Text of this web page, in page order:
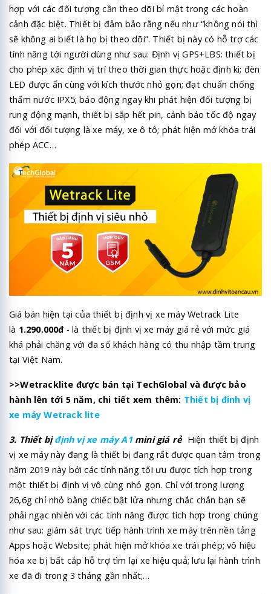
hợp với các đối tượng cần theo dõi bí mật trong các hoàn
cảnh đặc biệt. Thiết bị đảm bảo rằng nếu như “không nói thì
sẽ không ai biết là họ bị theo dõi”. Thiết bị này có hỗ trợ các
tính năng tới người dùng như sau: Định vị GPS+LBS: thiết bị
cho phép xác định vị trí theo thời gian thực hoặc định kì; đèn
LED được ẩn cùng với kích thước nhỏ gọn; đạt chuẩn chống
thấm nước IPX5; báo động ngay khi phát hiện đối tượng bị
rung động mạnh, thiết bị sắp hết pin, cảnh báo tốc độ ngay
đối với đối tượng là xe máy, xe ô tô; phát hiện mở khóa trái
phép ACC…
Giá bán hiện tại của thiết bị định vị xe máy Wetrack Lite
là 1.290.000đ - là thiết bị định vị xe máy giá rẻ với mức giá
khá phải chăng với đa số khách hàng có thu nhập tầm trung
tại Việt Nam.
>>Wetracklite được bán tại TechGlobal và được bảo
hành lên tới 5 năm, chi tiết xem thêm: Thiết bị đinh vị
xe máy Wetrack lite
3. Thiết bịđịnh vị xe máy A1mini giá rẻ Hiện thiết bị định
vị xe máy này đang là thiết bị đang rất được quan tâm trong
năm 2019 này bởi các tính năng tối ưu được tích hợp trong
một thiết bị định vị vô cùng nhỏ gọn. Chỉ với trọng lượng
26,6g chỉ nhỏ bằng chiếc bật lửa nhưng chắc chắn bạn sẽ
phải ngạc nhiên với các tính năng được tích hợp trong chúng
như sau: giám sát trực tiếp hành trình xe máy trên nền tảng
Apps hoặc Website; phát hiện mở khóa xe trái phép; vô hiệu
hóa xe bị bất cắp hỗ trợ tìm lại xe hiệu quả; lưu lại hành trình
xe đã đi trong 3 tháng gần nhất;…